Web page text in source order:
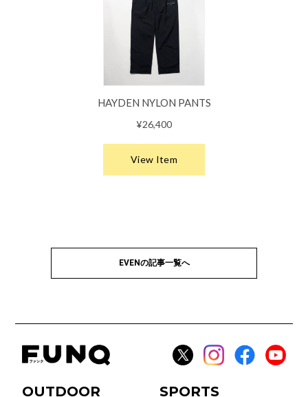
EVENの記事一覧へ
OUTDOOR
SPORTS